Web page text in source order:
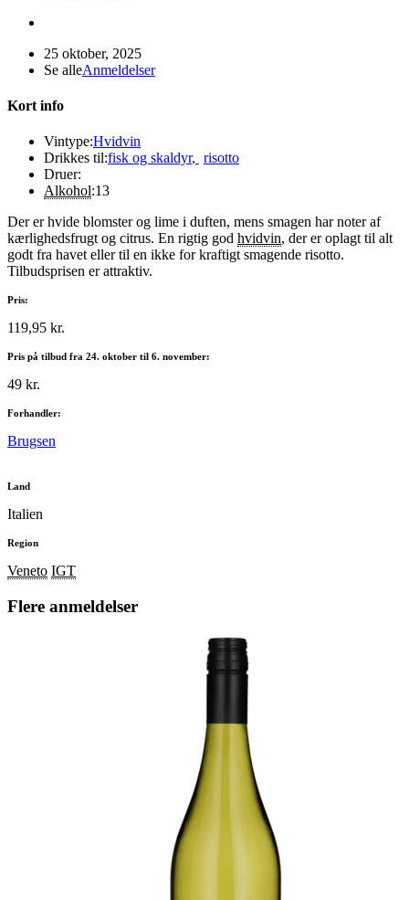
25 oktober, 2025
Se alleAnmeldelser
Kort info
Vintype:Hvidvin
Drikkes til:fisk og skaldyr, risotto
Druer:
Alkohol:13
Der er hvide blomster og lime i duften, mens smagen har noter af
kærlighedsfrugt og citrus. En rigtig god hvidvin, der er oplagt til alt
godt fra havet eller til en ikke for kraftigt smagende risotto.
Tilbudsprisen er attraktiv.
Pris:
119,95 kr.
Pris på tilbud fra 24. oktober til 6. november:
49 kr.
Forhandler:
Brugsen
Land
Italien
Region
Veneto IGT
Flere anmeldelser